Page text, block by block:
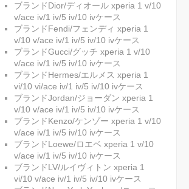
ブランドDior/ディオール xperia 1 v/10
v/ace iv/1 iv/5 iv/10 ivケース
ブランドFendi/フェンディ xperia 1
v/10 v/ace iv/1 iv/5 iv/10 ivケース
ブランドGucci/グッチ xperia 1 v/10
v/ace iv/1 iv/5 iv/10 ivケース
ブランドHermes/エルメス xperia 1
vi/10 vi/ace iv/1 iv/5 iv/10 ivケース
ブランドJordan/ジョーダン xperia 1
v/10 v/ace iv/1 iv/5 iv/10 ivケース
ブランドKenzo/ケンゾー xperia 1 v/10
v/ace iv/1 iv/5 iv/10 ivケース
ブランドLoewe/ロエベ xperia 1 v/10
v/ace iv/1 iv/5 iv/10 ivケース
ブランドLV/ルイヴィトン xperia 1
vi/10 v/ace iv/1 iv/5 iv/10 ivケース